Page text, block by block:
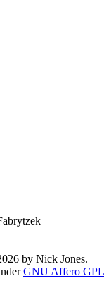
by Nick Jones.
GNU Affero GPL